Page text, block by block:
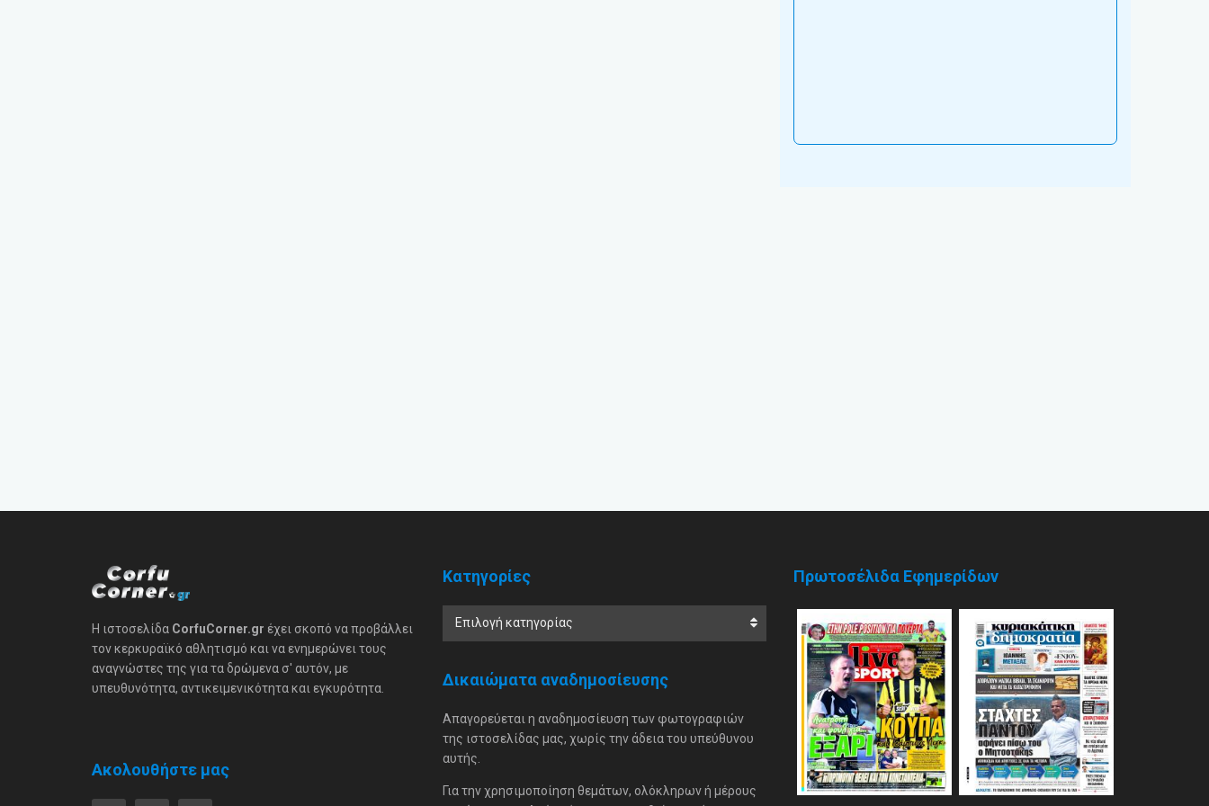
Η ιστοσελίδα CorfuCorner.gr έχει σκοπό να προβάλλει
τον κερκυραϊκό αθλητισμό και να ενημερώνει τους
αναγνώστες της για τα δρώμενα σ' αυτόν, με
υπευθυνότητα, αντικειμενικότητα και εγκυρότητα.
Ακολουθήστε μας
Κατηγορίες
Επιλογή κατηγορίας
Δικαιώματα αναδημοσίευσης
Απαγορεύεται η αναδημοσίευση των φωτογραφιών
της ιστοσελίδας μας, χωρίς την άδεια του υπεύθυνου
αυτής.
Για την χρησιμοποίηση θεμάτων, ολόκληρων ή μέρους
Πρωτοσέλιδα Εφημερίδων